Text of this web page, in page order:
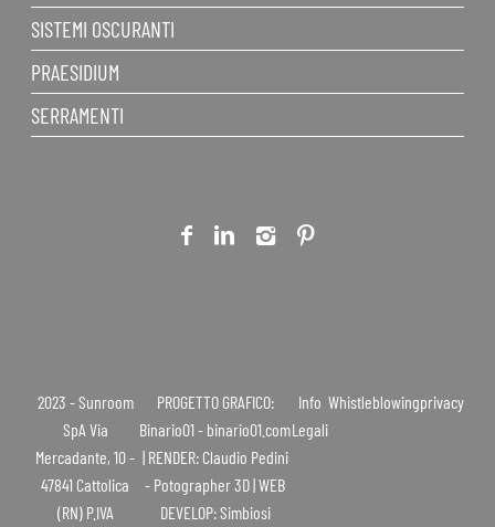
SISTEMI OSCURANTI
PRAESIDIUM
SERRAMENTI
2023 - Sunroom
SpA Via
Mercadante, 10 -
47841 Cattolica
(RN) P.IVA
PROGETTO GRAFICO:
Binario01 - binario01.com
| RENDER: Claudio Pedini
- Potographer 3D | WEB
DEVELOP: Simbiosi
Info
Legali
Whistleblowingprivacy